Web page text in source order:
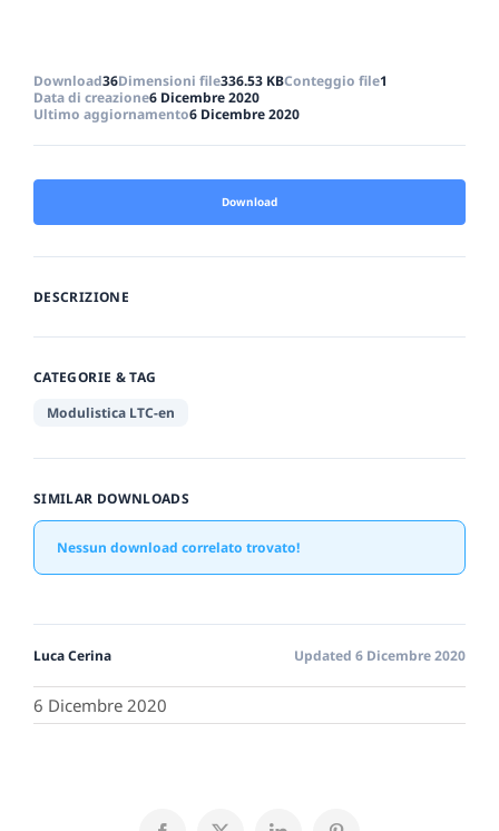
Download36Dimensioni file336.53 KBConteggio file1
Data di creazione6 Dicembre 2020
Ultimo aggiornamento6 Dicembre 2020
Download
DESCRIZIONE
CATEGORIE & TAG
Modulistica LTC-en
SIMILAR DOWNLOADS
Nessun download correlato trovato!
Luca Cerina Updated 6 Dicembre 2020
6 Dicembre 2020